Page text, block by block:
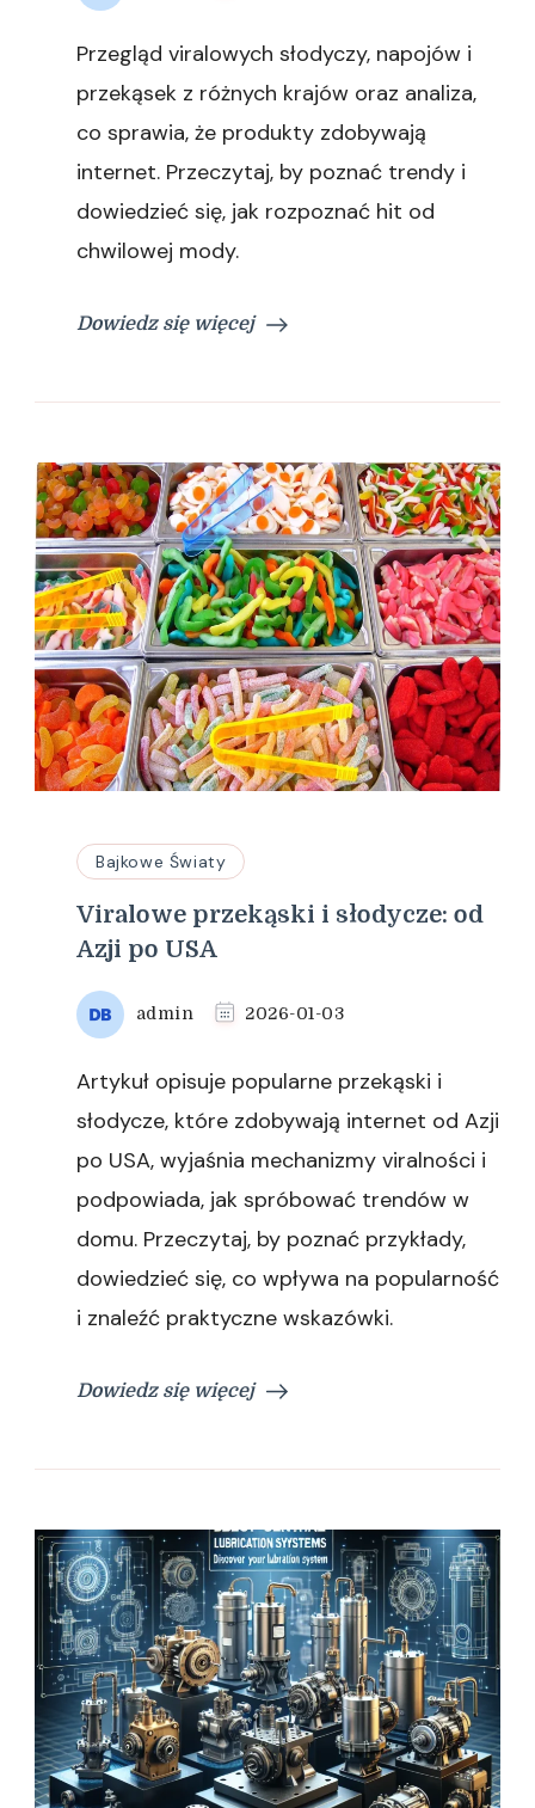
Przegląd viralowych słodyczy, napojów i
przekąsek z różnych krajów oraz analiza,
co sprawia, że produkty zdobywają
internet. Przeczytaj, by poznać trendy i
dowiedzieć się, jak rozpoznać hit od
chwilowej mody.
Dowiedz się więcej
Bajkowe Światy
Viralowe przekąski i słodycze: od
Azji po USA
admin 2026-01-03
Artykuł opisuje popularne przekąski i
słodycze, które zdobywają internet od Azji
po USA, wyjaśnia mechanizmy viralności i
podpowiada, jak spróbować trendów w
domu. Przeczytaj, by poznać przykłady,
dowiedzieć się, co wpływa na popularność
i znaleźć praktyczne wskazówki.
Dowiedz się więcej